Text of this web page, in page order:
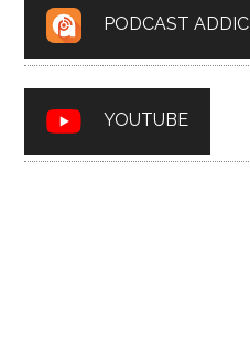
PODCAST
YOUTUBE